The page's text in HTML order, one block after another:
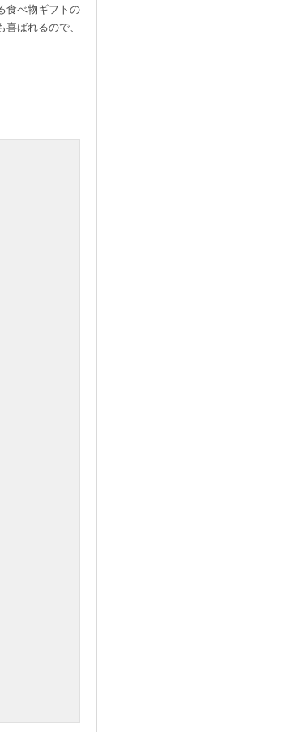
食べ物ギフトの
ばれるので、